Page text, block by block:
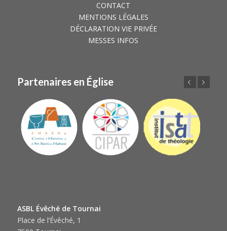
CONTACT
MENTIONS LÉGALES
DÉCLARATION VIE PRIVÉE
MESSES INFOS
Partenaires en Église
ASBL Évêché de Tournai
Place de l’Évêché, 1